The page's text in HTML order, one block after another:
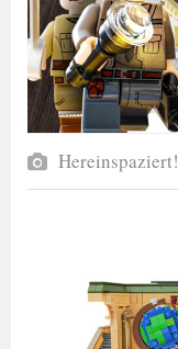
Hereinspaziert!